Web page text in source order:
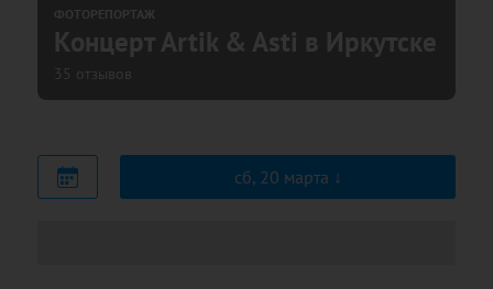
ФОТОРЕПОРТАЖ
Концерт Artik & Asti в Иркутске
35 отзывов
сб, 20 марта